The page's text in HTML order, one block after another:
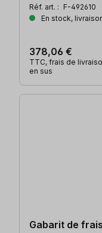
Réf. art. : F-492610
En stock,
378,06 €
TTC, frais de
en sus
Gabarit de